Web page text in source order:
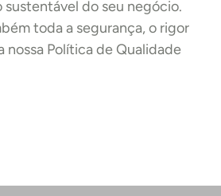
sustentável do seu negócio.
toda a segurança, o rigor
nossa Política de Qualidade